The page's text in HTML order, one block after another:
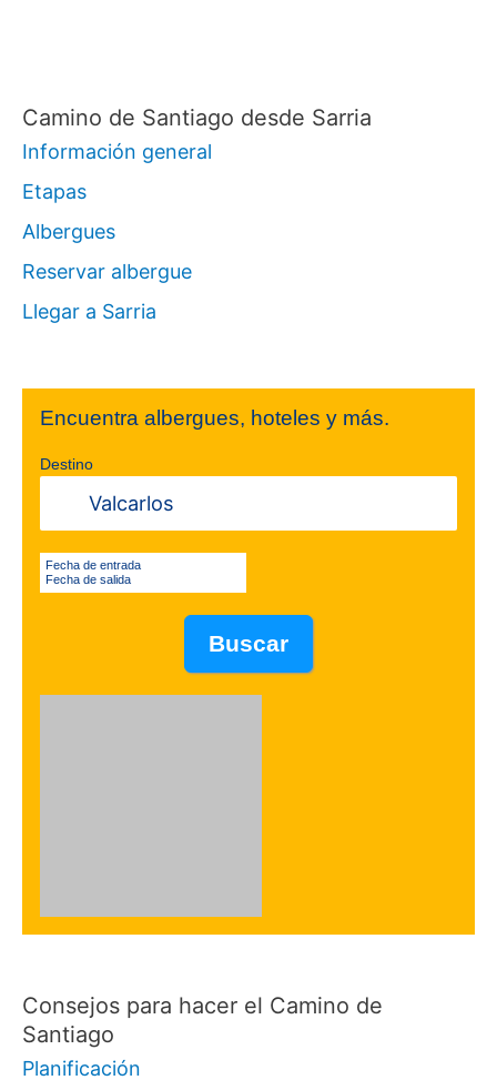
Camino de Santiago desde Sarria
Información general
Etapas
Albergues
Reservar albergue
Llegar a Sarria
Encuentra albergues, hoteles y más.
Destino
Fecha de entrada
Fecha de salida
Consejos para hacer el Camino de
Santiago
Planificación